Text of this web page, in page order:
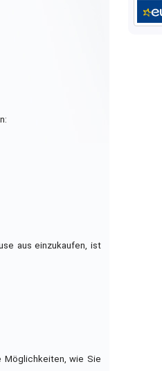
aus einzukaufen, ist
Möglichkeiten, wie Sie